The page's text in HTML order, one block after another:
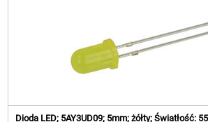
Dioda LED; 5AY3UD09; 5mm; żółty; Światłość: